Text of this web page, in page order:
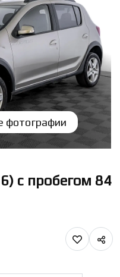
фотографии
с пробегом 84